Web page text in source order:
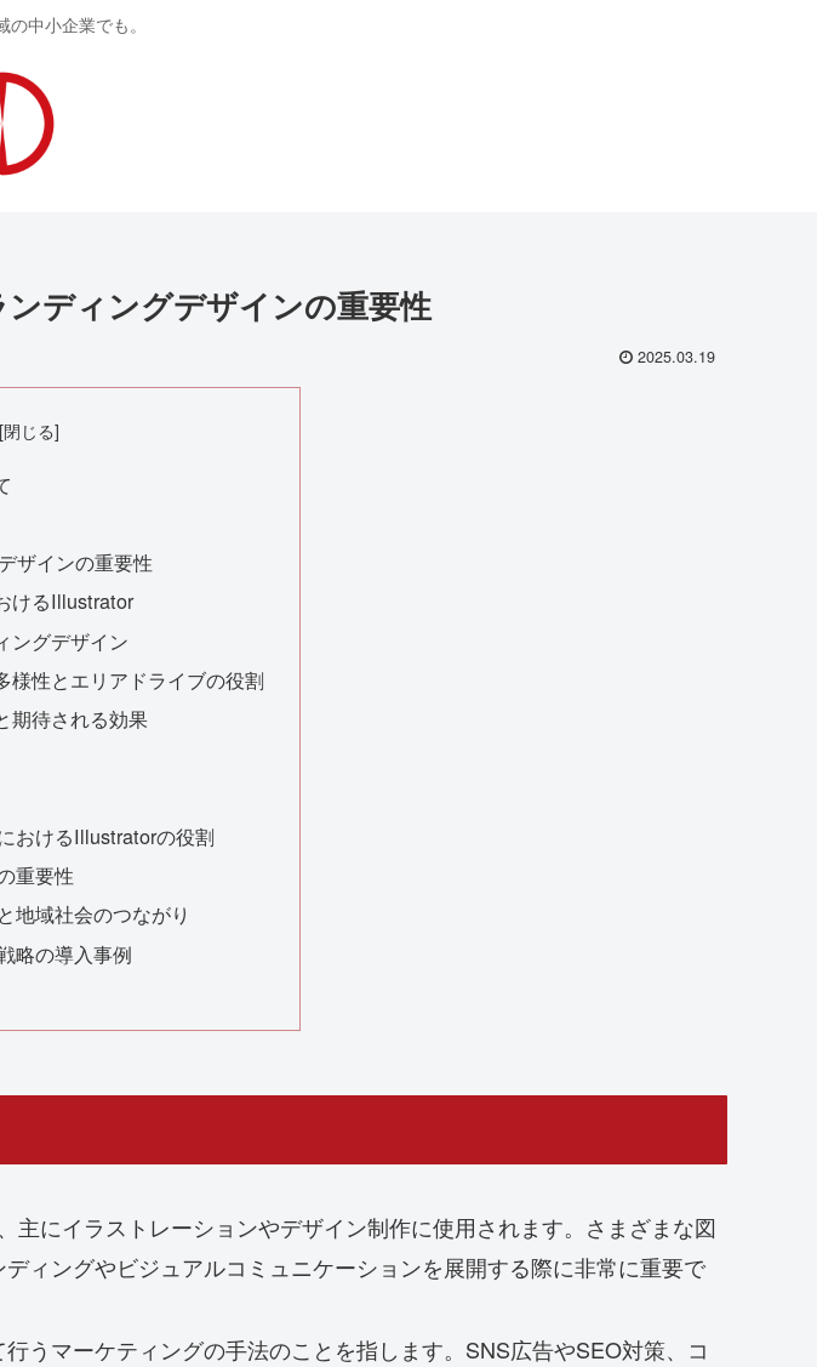
中小企業でも。
ディングデザインの重要性
2025.03.19
ザインの重要性
けるIllustrator
ングデザイン
様性とエリアドライブの役割
期待される効果
おけるIllustratorの役割
重要性
地域社会のつながり
略の導入事例
にイラストレーションやデザイン制作に使用されます。さまざまな図
ィングやビジュアルコミュニケーションを展開する際に非常に重要で
うマーケティングの手法のことを指します。SNS広告やSEO対策、コ